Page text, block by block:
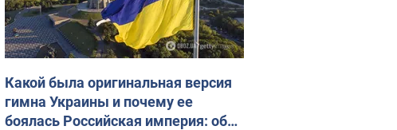
Какой была оригинальная версия
гимна Украины и почему ее
боялась Российская империя: об